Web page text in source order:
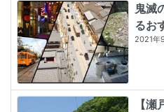
鬼滅
るお
2021年
【